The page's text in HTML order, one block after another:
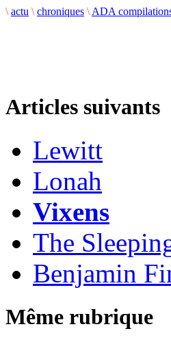
\ actu \ chroniques \ ADA
Articles suivants
Lewitt
Lonah
Vixens
The
Benjamin
Même rubrique